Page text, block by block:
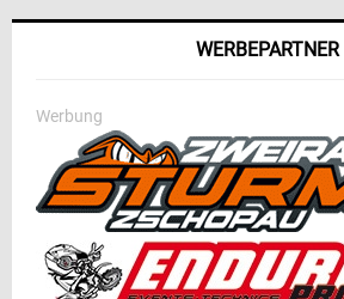
WERBEPARTNER
Werbung